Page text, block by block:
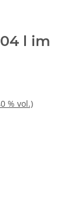
l im
% vol.)